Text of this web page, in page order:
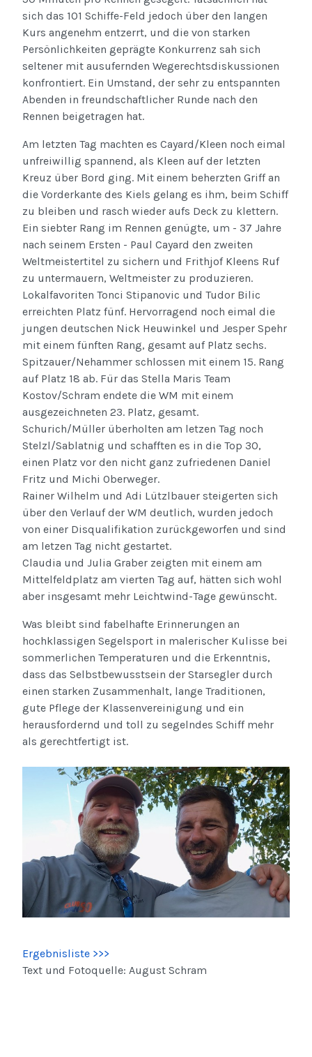
sich das 101 Schiffe-Feld jedoch über den langen
Kurs angenehm entzerrt, und die von starken
Persönlichkeiten geprägte Konkurrenz sah sich
seltener mit ausufernden Wegerechtsdiskussionen
konfrontiert. Ein Umstand, der sehr zu entspannten
Abenden in freundschaftlicher Runde nach den
Rennen beigetragen hat.
Am letzten Tag machten es Cayard/Kleen noch eimal
unfreiwillig spannend, als Kleen auf der letzten
Kreuz über Bord ging. Mit einem beherzten Griff an
die Vorderkante des Kiels gelang es ihm, beim Schiff
zu bleiben und rasch wieder aufs Deck zu klettern.
Ein siebter Rang im Rennen genügte, um - 37 Jahre
nach seinem Ersten - Paul Cayard den zweiten
Weltmeistertitel zu sichern und Frithjof Kleens Ruf
zu untermauern, Weltmeister zu produzieren.
Lokalfavoriten Tonci Stipanovic und Tudor Bilic
erreichten Platz fünf. Hervorragend noch eimal die
jungen deutschen Nick Heuwinkel und Jesper Spehr
mit einem fünften Rang, gesamt auf Platz sechs.
Spitzauer/Nehammer schlossen mit einem 15. Rang
auf Platz 18 ab. Für das Stella Maris Team
Kostov/Schram endete die WM mit einem
ausgezeichneten 23. Platz, gesamt.
Schurich/Müller überholten am letzen Tag noch
Stelzl/Sablatnig und schafften es in die Top 30,
einen Platz vor den nicht ganz zufriedenen Daniel
Fritz und Michi Oberweger.
Rainer Wilhelm und Adi Lützlbauer steigerten sich
über den Verlauf der WM deutlich, wurden jedoch
von einer Disqualifikation zurückgeworfen und sind
am letzen Tag nicht gestartet.
Claudia und Julia Graber zeigten mit einem am
Mittelfeldplatz am vierten Tag auf, hätten sich wohl
aber insgesamt mehr Leichtwind-Tage gewünscht.
Was bleibt sind fabelhafte Erinnerungen an
hochklassigen Segelsport in malerischer Kulisse bei
sommerlichen Temperaturen und die Erkenntnis,
dass das Selbstbewusstsein der Starsegler durch
einen starken Zusammenhalt, lange Traditionen,
gute Pflege der Klassenvereinigung und ein
herausfordernd und toll zu segelndes Schiff mehr
als gerechtfertigt ist.
Ergebnisliste >>>
Text und Fotoquelle: August Schram